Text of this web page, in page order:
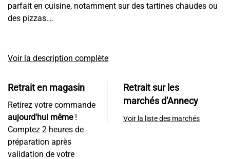
parfait en cuisine, notamment sur des tartines chaudes ou
des pizzas….
Voir la description complète
Retrait en magasin
Retirez votre commande
aujourd'hui même!
Comptez 2 heures de
préparation après
validation de votre
Retrait sur les
marchés d'Annecy
Voir la liste des marchés